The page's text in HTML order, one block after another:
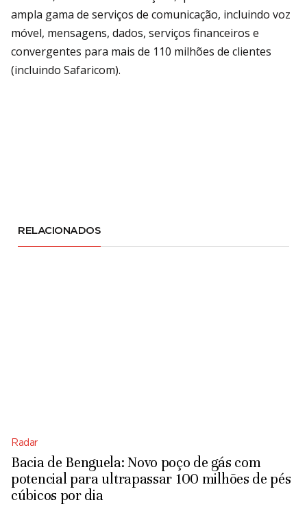
ampla gama de serviços de comunicação, incluindo voz
móvel, mensagens, dados, serviços financeiros e
convergentes para mais de 110 milhões de clientes
(incluindo Safaricom).
RELACIONADOS
Radar
Bacia de Benguela: Novo poço de gás com
potencial para ultrapassar 100 milhões de pés
cúbicos por dia